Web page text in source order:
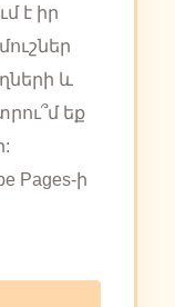
է իր
և
եք
Pages-ի